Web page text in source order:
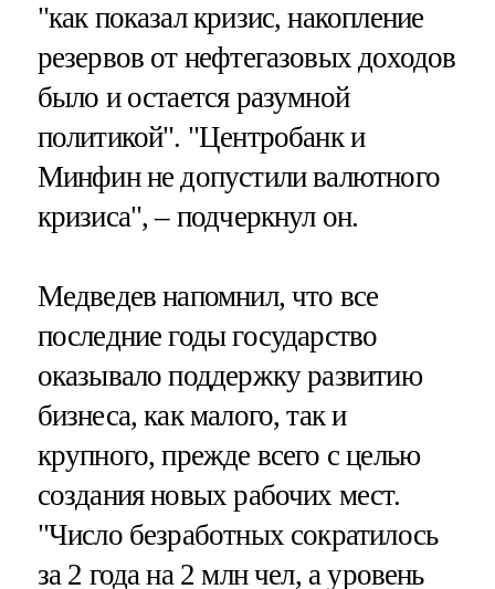
"как показал кризис, накопление
резервов от нефтегазовых доходов
было и остается разумной
политикой". "Центробанк и
Минфин не допустили валютного
кризиса", – подчеркнул он.
Медведев напомнил, что все
последние годы государство
оказывало поддержку развитию
бизнеса, как малого, так и
крупного, прежде всего с целью
создания новых рабочих мест.
"Число безработных сократилось
за 2 года на 2 млн чел, а уровень